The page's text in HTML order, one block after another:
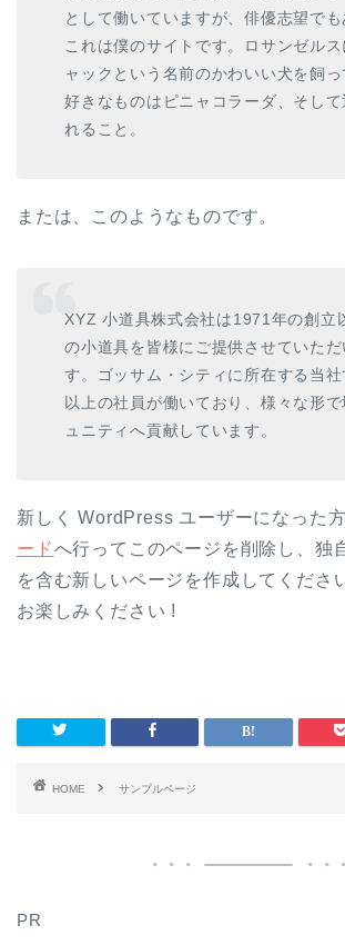
として働いていますが、俳優志望でも
これは僕のサイトです。ロサンゼル
ャックという名前のかわいい犬を飼っ
好きなものはピニャコラーダ、そし
れること。
または、このようなものです。
XYZ 小道具株式会社は1971年の創立
の小道具を皆様にご提供させていただ
す。ゴッサム・シティに所在する当
以上の社員が働いており、様々な形で
ュニティへ貢献しています。
新しく WordPress ユーザーになった方
ードへ行ってこのページを削除し、独
を含む新しいページを作成してくださ
お楽しみください !
HOME サンプルページ
PR